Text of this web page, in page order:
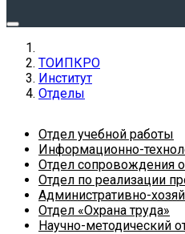
ТОИПКРО
Институт
Отделы
Отдел учебной работы
Информационно-
Отдел сопровождения
Отдел по реализации
Административно-
Отдел «Охрана труда»
Научно-методический